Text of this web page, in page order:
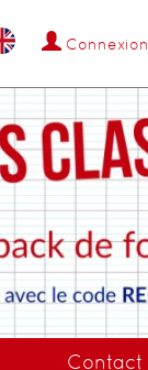
Connexion
Contact